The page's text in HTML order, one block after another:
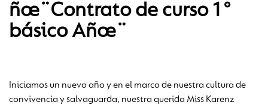
ñœ¨Contrato de curso 1°
básico Añœ¨
Iniciamos un nuevo año y en el marco de nuestra cultura de
convivencia y salvaguarda, nuestra querida Miss Karenz